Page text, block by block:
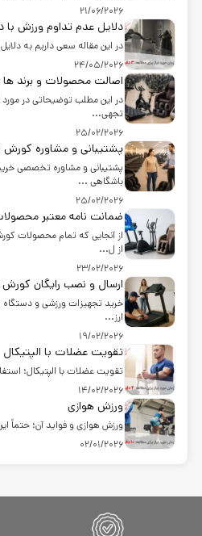
21/06/2026
دلایل عدم تداوم ورزش
در این مقاله سعی داریم به
24/05/2026
اصالت محصولات و برند
در این مطلب توضیحاتی در
تجهی...
25/02/2026
پشتیبانی و مشاوره کورش
پشتیبانی و مشاوره تخصصی
باشگاهی ...
25/02/2026
ضمانت نامه معتبر
از آنجایی که تمام محصولات
از ل...
23/02/2026
ارسال و نصب رایگان
خرید تجهیزات ورزشی و دستگاه
ارز...
19/02/2026
تقویت عضلات با الپتیکال
تقویت عضلات با الپتیکال؛
14/02/2026
ورزش هوازی
ورزش هوازی و فواید آن؛ حتماً
02/01/2026